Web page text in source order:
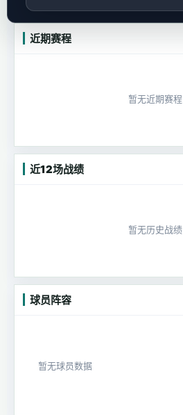
近期赛程
暂无近期赛程
近12场战绩
暂无历史战绩
球员阵容
暂无球员数据